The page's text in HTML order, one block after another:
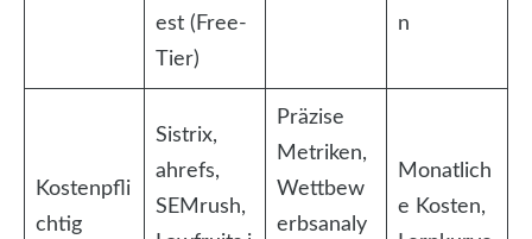
est (Free-
Tier)
n
Kostenpfli
chtig
Sistrix,
ahrefs,
SEMrush,
Präzise
Metriken,
Wettbew
erbsanaly
Monatlich
e Kosten,